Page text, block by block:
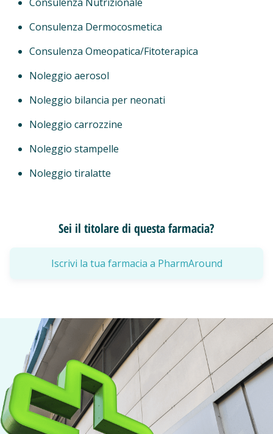
Consulenza Dermocosmetica
Consulenza Omeopatica/Fitoterapica
Noleggio aerosol
Noleggio bilancia per neonati
Noleggio carrozzine
Noleggio stampelle
Noleggio tiralatte
Sei il titolare di questa farmacia?
Iscrivi la tua farmacia a PharmAround